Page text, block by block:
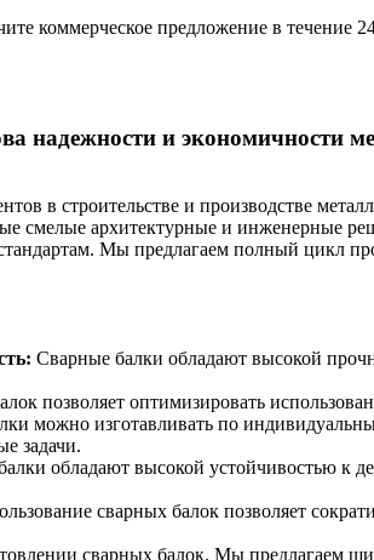
коммерческое предложение в течение
надежности и
в строительстве и производстве
смелые архитектурные и инженерные
Мы предлагаем полный цикл
Сварные балки обладают высокой
позволяет оптимизировать
можно изготавливать по
задачи.
обладают высокой устойчивостью к
сварных балок позволяет
сварных балок. Мы предлагаем